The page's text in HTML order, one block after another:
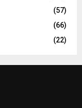
(57)
(66)
(22)